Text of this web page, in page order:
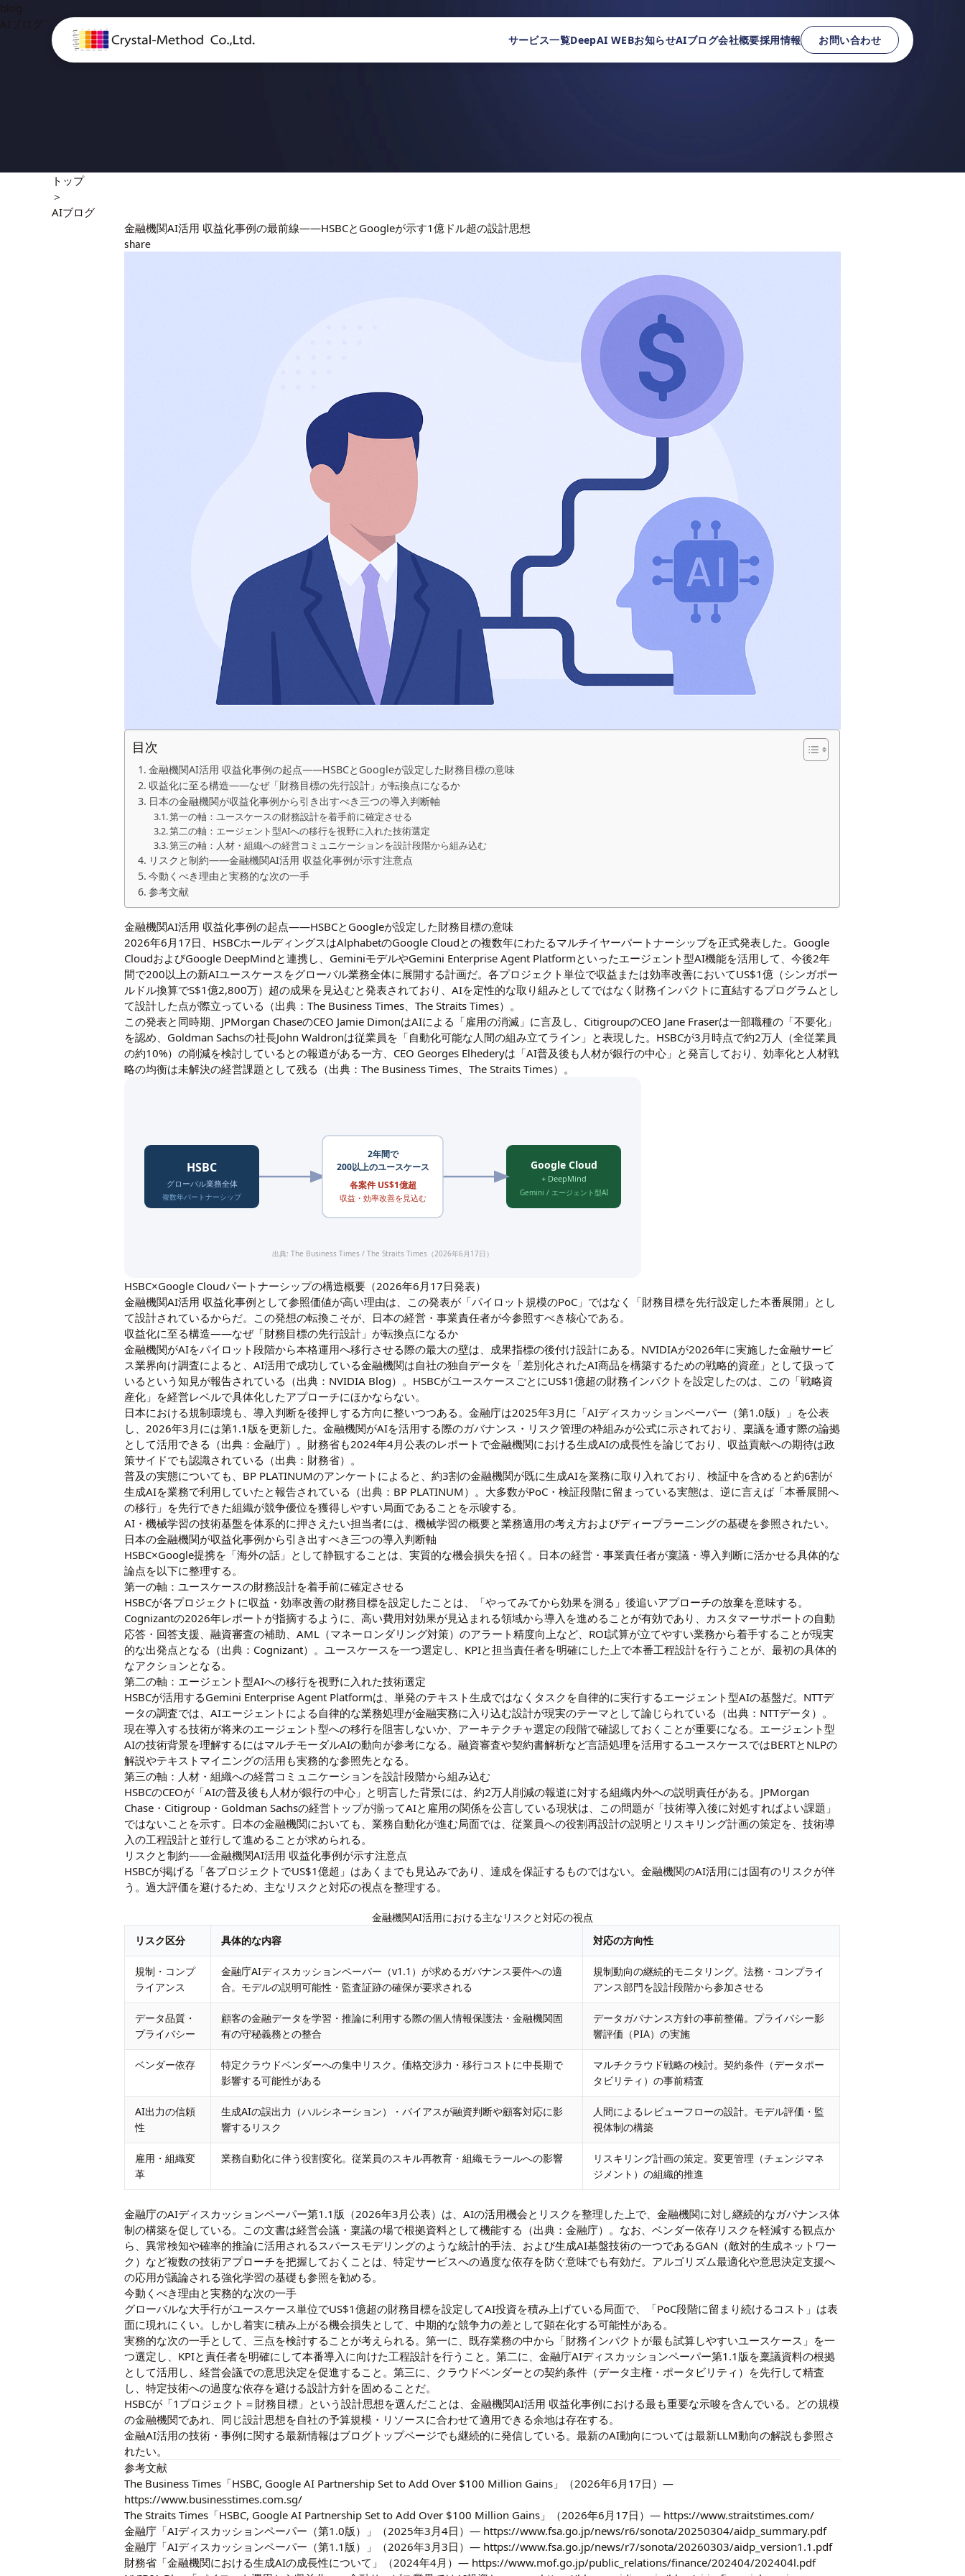
サービス一覧DeepAI WEBお知らせAIブログ会社概要採用情報 お問い合わせ
blog
AIブログ
トップ
＞
AIブログ
金融機関AI活用 収益化事例の最前線——HSBCとGoogleが示す1億ドル超の設計思想
share
目次
金融機関AI活用 収益化事例の起点——HSBCとGoogleが設定した財務目標の意味
収益化に至る構造——なぜ「財務目標の先行設計」が転換点になるか
日本の金融機関が収益化事例から引き出すべき三つの導入判断軸
第一の軸：ユースケースの財務設計を着手前に確定させる
第二の軸：エージェント型AIへの移行を視野に入れた技術選定
第三の軸：人材・組織への経営コミュニケーションを設計段階から組み込む
リスクと制約——金融機関AI活用 収益化事例が示す注意点
今動くべき理由と実務的な次の一手
参考文献
金融機関AI活用 収益化事例の起点——HSBCとGoogleが設定した財務目標の意味
2026年6月17日、HSBCホールディングスはAlphabetのGoogle Cloudとの複数年にわたるマルチイヤーパートナーシップを正式発表した。Google
CloudおよびGoogle DeepMindと連携し、GeminiモデルやGemini Enterprise Agent Platformといったエージェント型AI機能を活用して、今後2年
間で200以上の新AIユースケースをグローバル業務全体に展開する計画だ。各プロジェクト単位で収益または効率改善においてUS$1億（シンガポー
ルドル換算でS$1億2,800万）超の成果を見込むと発表されており、AIを定性的な取り組みとしてではなく財務インパクトに直結するプログラムとし
て設計した点が際立っている（出典：The Business Times、The Straits Times）。
この発表と同時期、JPMorgan ChaseのCEO Jamie DimonはAIによる「雇用の消滅」に言及し、CitigroupのCEO Jane Fraserは一部職種の「不要化」
を認め、Goldman Sachsの社長John Waldronは従業員を「自動化可能な人間の組み立てライン」と表現した。HSBCが3月時点で約2万人（全従業員
の約10%）の削減を検討しているとの報道がある一方、CEO Georges Elhederyは「AI普及後も人材が銀行の中心」と発言しており、効率化と人材戦
略の均衡は未解決の経営課題として残る（出典：The Business Times、The Straits Times）。
HSBC
グローバル業務全体
複数年パートナーシップ
Google Cloud
+ DeepMind
Gemini / エージェント型AI
2年間で
200以上のユースケース
各案件 US$1億超
収益・効率改善を見込む
出典: The Business Times / The Straits Times（2026年6月17日）
HSBC×Google Cloudパートナーシップの構造概要（2026年6月17日発表）
金融機関AI活用 収益化事例として参照価値が高い理由は、この発表が「パイロット規模のPoC」ではなく「財務目標を先行設定した本番展開」とし
て設計されているからだ。この発想の転換こそが、日本の経営・事業責任者が今参照すべき核心である。
収益化に至る構造——なぜ「財務目標の先行設計」が転換点になるか
金融機関がAIをパイロット段階から本格運用へ移行させる際の最大の壁は、成果指標の後付け設計にある。NVIDIAが2026年に実施した金融サービ
ス業界向け調査によると、AI活用で成功している金融機関は自社の独自データを「差別化されたAI商品を構築するための戦略的資産」として扱って
いるという知見が報告されている（出典：NVIDIA Blog）。HSBCがユースケースごとにUS$1億超の財務インパクトを設定したのは、この「戦略資
産化」を経営レベルで具体化したアプローチにほかならない。
日本における規制環境も、導入判断を後押しする方向に整いつつある。金融庁は2025年3月に「AIディスカッションペーパー（第1.0版）」を公表
し、2026年3月には第1.1版を更新した。金融機関がAIを活用する際のガバナンス・リスク管理の枠組みが公式に示されており、稟議を通す際の論拠
として活用できる（出典：金融庁）。財務省も2024年4月公表のレポートで金融機関における生成AIの成長性を論じており、収益貢献への期待は政
策サイドでも認識されている（出典：財務省）。
普及の実態についても、BP PLATINUMのアンケートによると、約3割の金融機関が既に生成AIを業務に取り入れており、検証中を含めると約6割が
生成AIを業務で利用していたと報告されている（出典：BP PLATINUM）。大多数がPoC・検証段階に留まっている実態は、逆に言えば「本番展開へ
の移行」を先行できた組織が競争優位を獲得しやすい局面であることを示唆する。
AI・機械学習の技術基盤を体系的に押さえたい担当者には、機械学習の概要と業務適用の考え方およびディープラーニングの基礎を参照されたい。
日本の金融機関が収益化事例から引き出すべき三つの導入判断軸
HSBC×Google提携を「海外の話」として静観することは、実質的な機会損失を招く。日本の経営・事業責任者が稟議・導入判断に活かせる具体的な
論点を以下に整理する。
第一の軸：ユースケースの財務設計を着手前に確定させる
HSBCが各プロジェクトに収益・効率改善の財務目標を設定したことは、「やってみてから効果を測る」後追いアプローチの放棄を意味する。
Cognizantの2026年レポートが指摘するように、高い費用対効果が見込まれる領域から導入を進めることが有効であり、カスタマーサポートの自動
応答・回答支援、融資審査の補助、AML（マネーロンダリング対策）のアラート精度向上など、ROI試算が立てやすい業務から着手することが現実
的な出発点となる（出典：Cognizant）。ユースケースを一つ選定し、KPIと担当責任者を明確にした上で本番工程設計を行うことが、最初の具体的
なアクションとなる。
第二の軸：エージェント型AIへの移行を視野に入れた技術選定
HSBCが活用するGemini Enterprise Agent Platformは、単発のテキスト生成ではなくタスクを自律的に実行するエージェント型AIの基盤だ。NTTデ
ータの調査では、AIエージェントによる自律的な業務処理が金融実務に入り込む設計が現実のテーマとして論じられている（出典：NTTデータ）。
現在導入する技術が将来のエージェント型への移行を阻害しないか、アーキテクチャ選定の段階で確認しておくことが重要になる。エージェント型
AIの技術背景を理解するにはマルチモーダルAIの動向が参考になる。融資審査や契約書解析など言語処理を活用するユースケースではBERTとNLPの
解説やテキストマイニングの活用も実務的な参照先となる。
第三の軸：人材・組織への経営コミュニケーションを設計段階から組み込む
HSBCのCEOが「AIの普及後も人材が銀行の中心」と明言した背景には、約2万人削減の報道に対する組織内外への説明責任がある。JPMorgan
Chase・Citigroup・Goldman Sachsの経営トップが揃ってAIと雇用の関係を公言している現状は、この問題が「技術導入後に対処すればよい課題」
ではないことを示す。日本の金融機関においても、業務自動化が進む局面では、従業員への役割再設計の説明とリスキリング計画の策定を、技術導
入の工程設計と並行して進めることが求められる。
リスクと制約——金融機関AI活用 収益化事例が示す注意点
HSBCが掲げる「各プロジェクトでUS$1億超」はあくまでも見込みであり、達成を保証するものではない。金融機関のAI活用には固有のリスクが伴
う。過大評価を避けるため、主なリスクと対応の視点を整理する。
金融機関AI活用における主なリスクと対応の視点
リスク区分
具体的な内容 対応の方向性
規制・コンプ
ライアンス
金融庁AIディスカッションペーパー（v1.1）が求めるガバナンス要件への適
合。モデルの説明可能性・監査証跡の確保が要求される
規制動向の継続的モニタリング。法務・コンプライ
アンス部門を設計段階から参加させる
データ品質・
プライバシー
顧客の金融データを学習・推論に利用する際の個人情報保護法・金融機関固
有の守秘義務との整合
データガバナンス方針の事前整備。プライバシー影
響評価（PIA）の実施
ベンダー依存
特定クラウドベンダーへの集中リスク。価格交渉力・移行コストに中長期で
影響する可能性がある
マルチクラウド戦略の検討。契約条件（データポー
タビリティ）の事前精査
AI出力の信頼
性
生成AIの誤出力（ハルシネーション）・バイアスが融資判断や顧客対応に影
響するリスク
人間によるレビューフローの設計。モデル評価・監
視体制の構築
雇用・組織変
革
業務自動化に伴う役割変化。従業員のスキル再教育・組織モラールへの影響
リスキリング計画の策定。変更管理（チェンジマネ
ジメント）の組織的推進
金融庁のAIディスカッションペーパー第1.1版（2026年3月公表）は、AIの活用機会とリスクを整理した上で、金融機関に対し継続的なガバナンス体
制の構築を促している。この文書は経営会議・稟議の場で根拠資料として機能する（出典：金融庁）。なお、ベンダー依存リスクを軽減する観点か
ら、異常検知や確率的推論に活用される スパースモデリングのような統計的手法、および生成AI基盤技術の一つであるGAN（敵対的生成ネットワー
ク） など複数の技術アプローチを把握しておくことは、特定サービスへの過度な依存を防ぐ意味でも有効だ。アルゴリズム最適化や意思決定支援へ
の応用が議論される強化学習の基礎も参照を勧める。
今動くべき理由と実務的な次の一手
グローバルな大手行がユースケース単位でUS$1億超の財務目標を設定してAI投資を積み上げている局面で、「PoC段階に留まり続けるコスト」は表
面に現れにくい。しかし着実に積み上がる機会損失として、中期的な競争力の差として顕在化する可能性がある。
実務的な次の一手として、三点を検討することが考えられる。第一に、既存業務の中から「財務インパクトが最も試算しやすいユースケース」を一
つ選定し、KPIと責任者を明確にして本番導入に向けた工程設計を行うこと。第二に、金融庁AIディスカッションペーパー第1.1版を稟議資料の根拠
として活用し、経営会議での意思決定を促進すること。第三に、クラウドベンダーとの契約条件（データ主権・ポータビリティ）を先行して精査
し、特定技術への過度な依存を避ける設計方針を固めることだ。
HSBCが「1プロジェクト＝財務目標」という設計思想を選んだことは、金融機関AI活用 収益化事例における最も重要な示唆を含んでいる。どの規模
の金融機関であれ、同じ設計思想を自社の予算規模・リソースに合わせて適用できる余地は存在する。
金融AI活用の技術・事例に関する最新情報はブログトップページでも継続的に発信している。最新のAI動向については最新LLM動向の解説 も参照さ
れたい。
参考文献
The Business Times「HSBC, Google AI Partnership Set to Add Over $100 Million Gains」（2026年6月17日）—
https://www.businesstimes.com.sg/
The Straits Times「HSBC, Google AI Partnership Set to Add Over $100 Million Gains」（2026年6月17日）— https://www.straitstimes.com/
金融庁「AIディスカッションペーパー（第1.0版）」（2025年3月4日）— https://www.fsa.go.jp/news/r6/sonota/20250304/aidp_summary.pdf
金融庁「AIディスカッションペーパー（第1.1版）」（2026年3月3日）— https://www.fsa.go.jp/news/r7/sonota/20260303/aidp_version1.1.pdf
財務省「金融機関における生成AIの成長性について」（2024年4月）— https://www.mof.go.jp/public_relations/finance/202404/202404l.pdf